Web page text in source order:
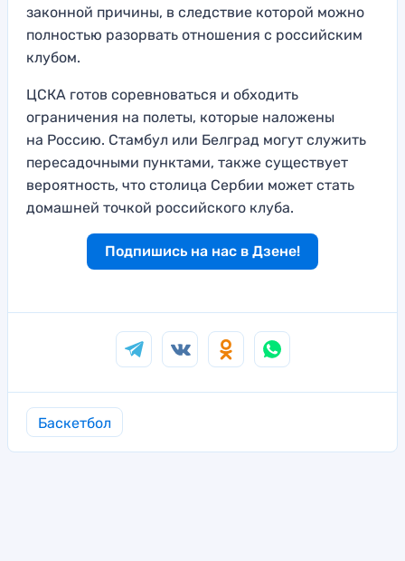
законной причины, в следствие которой можно
полностью разорвать отношения с российским
клубом.
ЦСКА готов соревноваться и обходить
ограничения на полеты, которые наложены
на Россию. Стамбул или Белград могут служить
пересадочными пунктами, также существует
вероятность, что столица Сербии может стать
домашней точкой российского клуба.
Подпишись на нас в Дзене!
Баскетбол